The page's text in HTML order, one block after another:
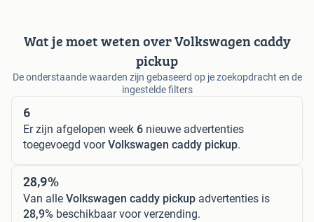
Wat je moet weten over Volkswagen caddy
pickup
De onderstaande waarden zijn gebaseerd op je zoekopdracht en de
ingestelde filters
6
Er zijn afgelopen week 6 nieuwe advertenties
toegevoegd voorVolkswagen caddy pickup.
28,9%
Van alle Volkswagen caddy pickup advertenties is
28,9% beschikbaar voor verzending.